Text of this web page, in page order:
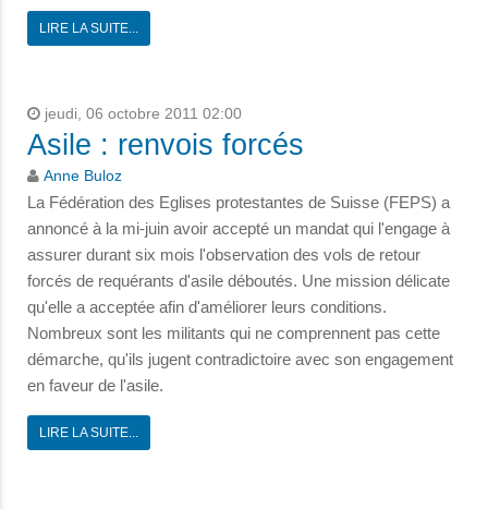
LIRE LA SUITE...
jeudi, 06 octobre 2011 02:00
Asile : renvois forcés
Anne Buloz
La Fédération des Eglises protestantes de Suisse (FEPS) a
annoncé à la mi-juin avoir accepté un mandat qui l'engage à
assurer durant six mois l'observation des vols de retour
forcés de requérants d'asile déboutés. Une mission délicate
qu'elle a acceptée afin d'améliorer leurs conditions.
Nombreux sont les militants qui ne comprennent pas cette
démarche, qu'ils jugent contradictoire avec son engagement
en faveur de l'asile.
LIRE LA SUITE...